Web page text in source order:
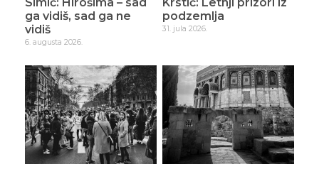
Simić: Hirošima – sad
ga vidiš, sad ga ne
vidiš
6. augusta 2026.
Krstić: Letnji prizori iz
podzemlja
31. jula 2026.